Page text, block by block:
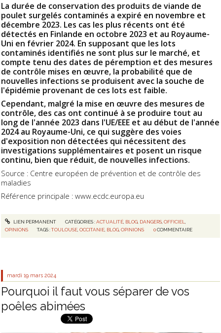
La durée de conservation des produits de viande de
poulet surgelés contaminés a expiré en novembre et
décembre 2023. Les cas les plus récents ont été
détectés en Finlande en octobre 2023 et au Royaume-
Uni en février 2024. En supposant que les lots
contaminés identifiés ne sont plus sur le marché, et
compte tenu des dates de péremption et des mesures
de contrôle mises en œuvre, la probabilité que de
nouvelles infections se produisent avec la souche de
l'épidémie provenant de ces lots est faible.
Cependant, malgré la mise en œuvre des mesures de
contrôle, des cas ont continué à se produire tout au
long de l'année 2023 dans l'UE/EEE et au début de l'année
2024 au Royaume-Uni, ce qui suggère des voies
d'exposition non détectées qui nécessitent des
investigations supplémentaires et posent un risque
continu, bien que réduit, de nouvelles infections.
Source : Centre européen de prévention et de contrôle des
maladies
Référence principale : www.ecdc.europa.eu
LIEN PERMANENT CATÉGORIES :ACTUALITÉ, BLOG, DANGERS, OFFICIEL
OPINIONS
TAGS :TOULOUSE ,OCCITANIE BLOG ,OPINIONS 0 COMMENTAIRE
mardi 19 mars 2024
Pourquoi il faut vous séparer de vos
poêles abimées